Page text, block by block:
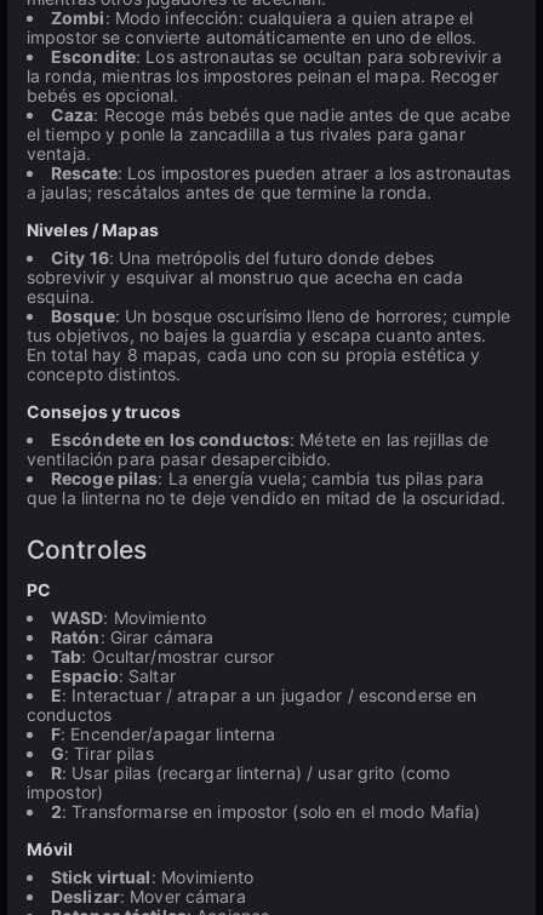
Zombi: Modo infección: cualquiera a quien atrape el
impostor se convierte automáticamente en uno de ellos.
Escondite: Los astronautas se ocultan para sobrevivir a
la ronda, mientras los impostores peinan el mapa. Recoger
bebés es opcional.
Caza: Recoge más bebés que nadie antes de que acabe
el tiempo y ponle la zancadilla a tus rivales para ganar
ventaja.
Rescate: Los impostores pueden atraer a los astronautas
a jaulas; rescátalos antes de que termine la ronda.
Niveles / Mapas
City 16: Una metrópolis del futuro donde debes
sobrevivir y esquivar al monstruo que acecha en cada
esquina.
Bosque: Un bosque oscurísimo lleno de horrores; cumple
tus objetivos, no bajes la guardia y escapa cuanto antes.
En total hay 8 mapas, cada uno con su propia estética y
concepto distintos.
Consejos y trucos
Escóndete en los conductos: Métete en las rejillas de
ventilación para pasar desapercibido.
Recoge pilas: La energía vuela; cambia tus pilas para
que la linterna no te deje vendido en mitad de la oscuridad.
Controles
PC
WASD: Movimiento
Ratón: Girar cámara
Tab: Ocultar/mostrar cursor
Espacio: Saltar
E: Interactuar / atrapar a un jugador / esconderse en
conductos
F: Encender/apagar linterna
G: Tirar pilas
R: Usar pilas (recargar linterna) / usar grito (como
impostor)
2: Transformarse en impostor (solo en el modo Mafia)
Móvil
Stick virtual: Movimiento
Deslizar: Mover cámara